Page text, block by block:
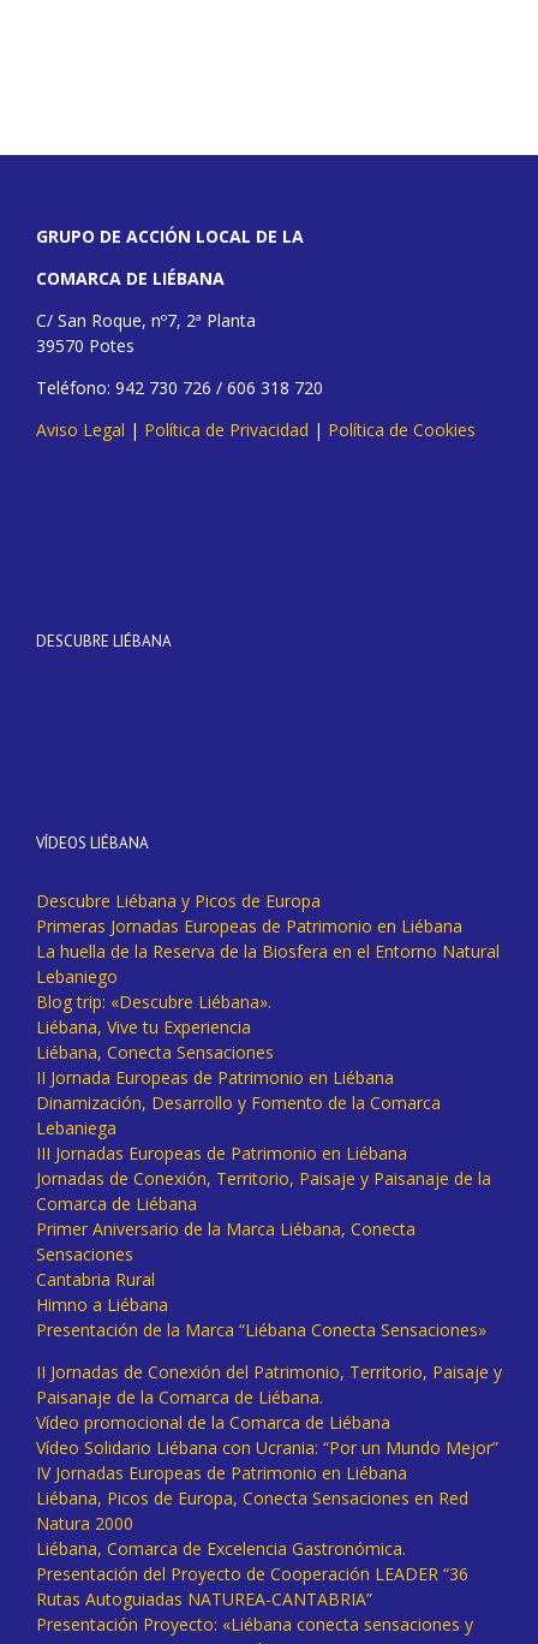
GRUPO DE ACCIÓN LOCAL DE LA
COMARCA DE LIÉBANA
C/ San Roque, nº7, 2ª Planta
39570 Potes
Teléfono: 942 730 726 / 606 318 720
Aviso Legal | Política de Privacidad | Política de Cookies
DESCUBRE LIÉBANA
VÍDEOS LIÉBANA
Descubre Liébana y Picos de Europa
Primeras Jornadas Europeas de Patrimonio en Liébana
La huella de la Reserva de la Biosfera en el Entorno Natural
Lebaniego
Blog trip: «Descubre Liébana».
Liébana, Vive tu Experiencia
Liébana, Conecta Sensaciones
II Jornada Europeas de Patrimonio en Liébana
Dinamización, Desarrollo y Fomento de la Comarca
Lebaniega
III Jornadas Europeas de Patrimonio en Liébana
Jornadas de Conexión, Territorio, Paisaje y Paisanaje de la
Comarca de Liébana
Primer Aniversario de la Marca Liébana, Conecta
Sensaciones
Cantabria Rural
Himno a Liébana
Presentación de la Marca “Liébana Conecta Sensaciones»
II Jornadas de Conexión del Patrimonio, Territorio, Paisaje y
Paisanaje de la Comarca de Liébana.
Vídeo promocional de la Comarca de Liébana
Vídeo Solidario Liébana con Ucrania: “Por un Mundo Mejor”
IV Jornadas Europeas de Patrimonio en Liébana
Liébana, Picos de Europa, Conecta Sensaciones en Red
Natura 2000
Liébana, Comarca de Excelencia Gastronómica.
Presentación del Proyecto de Cooperación LEADER “36
Rutas Autoguiadas NATUREA-CANTABRIA”
Presentación Proyecto: «Liébana conecta sensaciones y